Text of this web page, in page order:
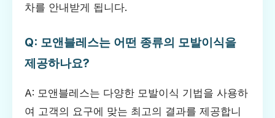
차를 안내받게 됩니다.
Q: 모앤블레스는 어떤 종류의 모발이식을
제공하나요?
A: 모앤블레스는 다양한 모발이식 기법을 사용하
여 고객의 요구에 맞는 최고의 결과를 제공합니